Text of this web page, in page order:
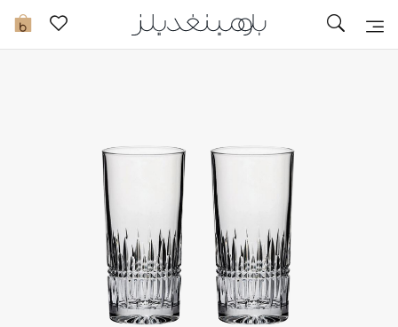
0 تخفيضات
مزيد من التخفيضات